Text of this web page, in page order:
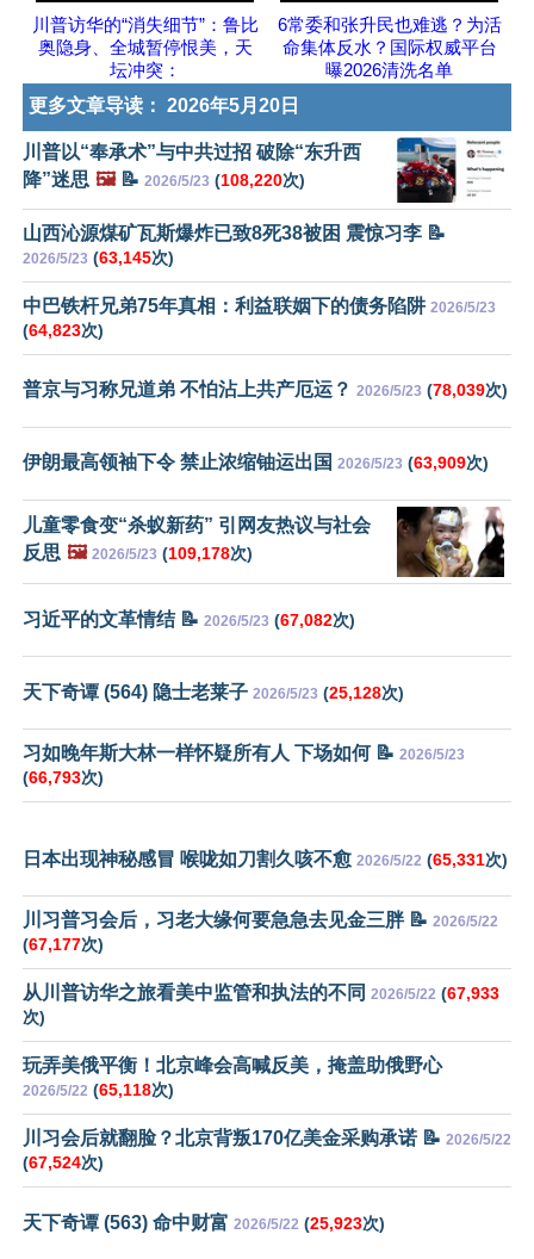
川普访华的“消失细节”：鲁比
奥隐身、全城暂停恨美，天
坛冲突：
6常委和张升民也难逃？为活
命集体反水？国际权威平台
曝2026清洗名单
更多文章导读： 2026年5月20日
川普以“奉承术”与中共过招 破除“东升西
降”迷思 🖼️📝 2026/5/23 (108,220次)
山西沁源煤矿瓦斯爆炸已致8死38被困 震惊习李 📝
2026/5/23 (63,145次)
中巴铁杆兄弟75年真相：利益联姻下的债务陷阱 2026/5/23
(64,823次)
普京与习称兄道弟 不怕沾上共产厄运？ 2026/5/23 (78,039次)
伊朗最高领袖下令 禁止浓缩铀运出国 2026/5/23 (63,909次)
儿童零食变“杀蚁新药” 引网友热议与社会
反思 🖼️ 2026/5/23 (109,178次)
习近平的文革情结 📝 2026/5/23 (67,082次)
天下奇谭 (564) 隐士老莱子 2026/5/23 (25,128次)
习如晚年斯大林一样怀疑所有人 下场如何 📝 2026/5/23
(66,793次)
日本出现神秘感冒 喉咙如刀割久咳不愈 2026/5/22 (65,331次)
川习普习会后，习老大缘何要急急去见金三胖 📝 2026/5/22
(67,177次)
从川普访华之旅看美中监管和执法的不同 2026/5/22 (67,933
次)
玩弄美俄平衡！北京峰会高喊反美，掩盖助俄野心
2026/5/22 (65,118次)
川习会后就翻脸？北京背叛170亿美金采购承诺 📝 2026/5/22
(67,524次)
天下奇谭 (563) 命中财富 2026/5/22 (25,923次)